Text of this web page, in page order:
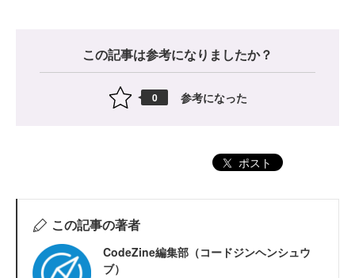
この記事は参考になりましたか？
0 参考になった
ポスト
この記事の著者
CodeZine編集部（コードジンヘンシュウ
ブ）